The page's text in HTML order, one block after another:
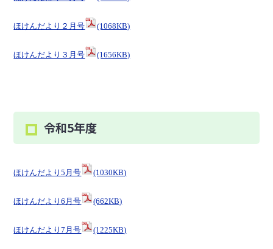
ほけんだより２月号 (1068KB)
ほけんだより３月号 (1656KB)
令和5年度
ほけんだより5月号 (1030KB)
ほけんだより6月号 (662KB)
ほけんだより7月号 (1225KB)